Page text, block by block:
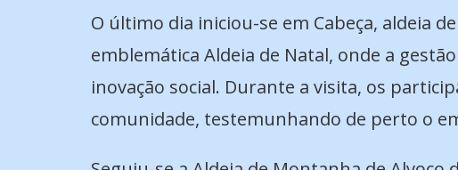
O último dia iniciou-se em Cabeça, aldeia
emblemática Aldeia de Natal, onde a
inovação social. Durante a visita, os
comunidade, testemunhando de perto o